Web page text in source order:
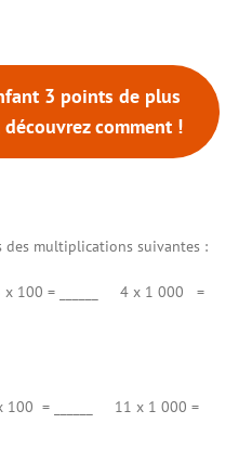
3 points de plus
comment !
des multiplications suivantes :
= ______ 4 x 1 000 =
= ______ 11 x 1 000 =